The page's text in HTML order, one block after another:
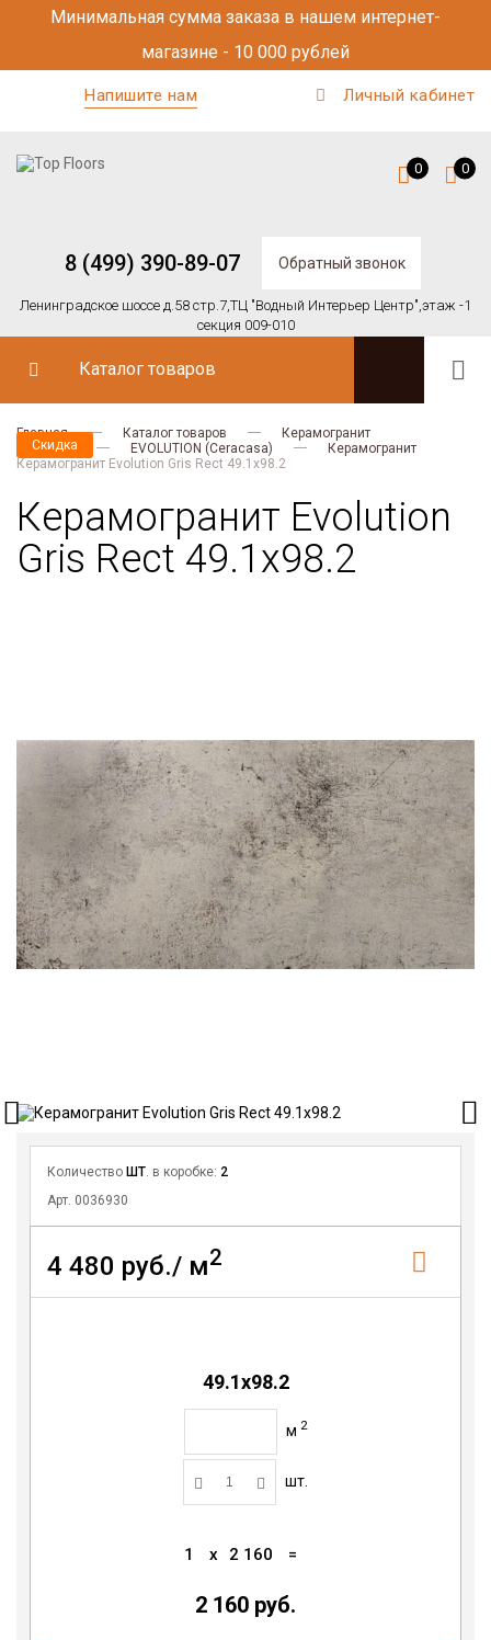
Минимальная сумма заказа в нашем интернет-
магазине - 10 000 рублей
Напишите нам Личный кабинет
8 (499) 390-89-07 Обратный звонок
Ленинградское шоссе д.58 стр.7,ТЦ "Водный Интерьер Центр",этаж -1
секция 009-010
0 0
Каталог товаров
Главная Каталог товаров
Керамогранит
Ceracasa
EVOLUTION (Ceracasa)
Керамогранит
Керамогранит Evolution Gris Rect 49.1х98.2
Керамогранит Evolution
Gris Rect 49.1х98.2
Скидка
Количество ШТ. в коробке: 2
Арт. 0036930
4 480 руб./ м2
49.1x98.2
м 2
шт.
1 x 2 160 =
2 160 руб.